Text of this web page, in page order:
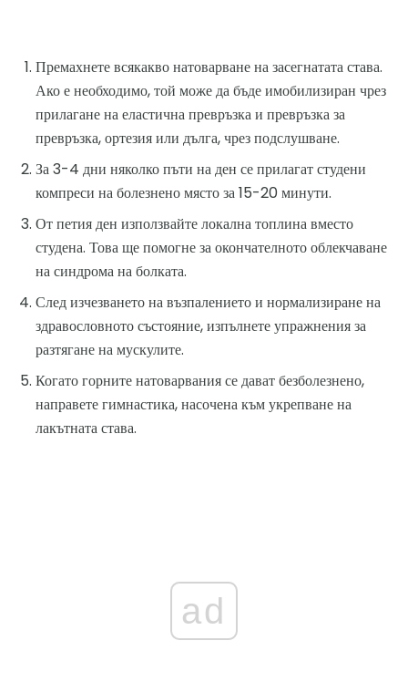
Премахнете всякакво натоварване на засегнатата става.
Ако е необходимо, той може да бъде имобилизиран чрез
прилагане на еластична превръзка и превръзка за
превръзка, ортезия или дълга, чрез подслушване.
За 3-4 дни няколко пъти на ден се прилагат студени
компреси на болезнено място за 15-20 минути.
От петия ден използвайте локална топлина вместо
студена. Това ще помогне за окончателното облекчаване
на синдрома на болката.
След изчезването на възпалението и нормализиране на
здравословното състояние, изпълнете упражнения за
разтягане на мускулите.
Когато горните натоварвания се дават безболезнено,
направете гимнастика, насочена към укрепване на
лакътната става.
ad